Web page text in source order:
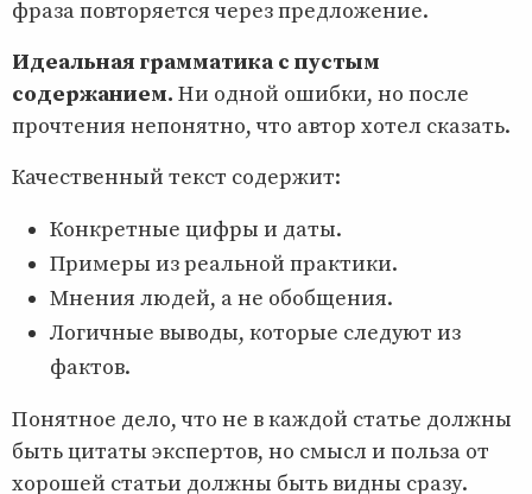
фраза повторяется через предложение.
Идеальная грамматика с пустым
содержанием. Ни одной ошибки, но после
прочтения непонятно, что автор хотел сказать.
Качественный текст содержит:
Конкретные цифры и даты.
Примеры из реальной практики.
Мнения людей, а не обобщения.
Логичные выводы, которые следуют из
фактов.
Понятное дело, что не в каждой статье должны
быть цитаты экспертов, но смысл и польза от
хорошей статьи должны быть видны сразу.